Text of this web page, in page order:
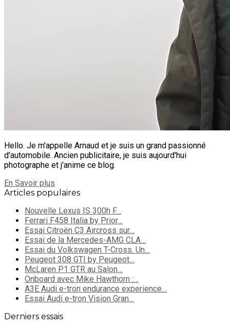
Hello. Je m'appelle Arnaud et je suis un grand passionné
d'automobile. Ancien publicitaire, je suis aujourd'hui
photographe et j'anime ce blog.
En Savoir plus
Articles populaires
Nouvelle Lexus IS 300h F…
Ferrari F458 Italia by Prior…
Essai Citroën C3 Aircross sur…
Essai de la Mercedes-AMG CLA…
Essai du Volkswagen T-Cross. Un…
Peugeot 308 GTI by Peugeot…
McLaren P1 GTR au Salon…
Onboard avec Mike Hawthorn :…
A3E Audi e-tron endurance experience…
Essai Audi e-tron Vision Gran…
Derniers essais